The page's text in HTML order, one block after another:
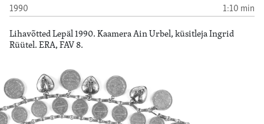
1990 1:10 min
Lihavõtted Lepäl 1990. Kaamera Ain Urbel, küsitleja Ingrid
Rüütel. ERA, FAV 8.